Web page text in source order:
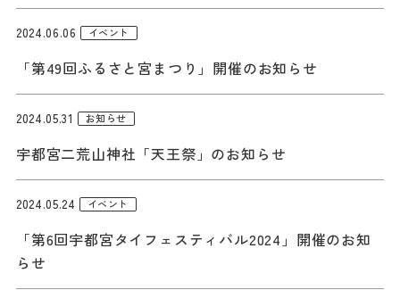
「第49回ふるさと宮まつり」開催のお知らせ
2024.06.06 イベント
宇都宮二荒山神社「天王祭」のお知らせ
2024.05.31 お知らせ
「第6回宇都宮タイフェスティバル2024」開催のお知
らせ
2024.05.24 イベント
MICE
フィルムコミ
ッション
パンフレット